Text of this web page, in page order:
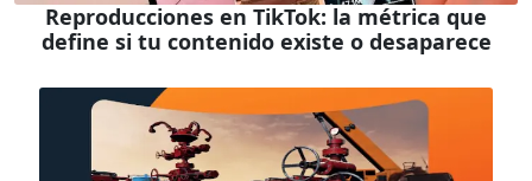
Reproducciones en TikTok: la métrica que
define si tu contenido existe o desaparece